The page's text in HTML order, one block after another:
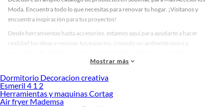
Moda. Encuentra todo lo que necesitas para renovar tu hogar. ¡Visítanos y
encuentra inspiración para tus proyectos!
Desde herramientas hasta accesorios, estamos aquí para ayudarte a hacer
realidad tus ideas y renovar tus espacios, creando un ambiente único y
accesorios de calidad que te ayudarán a crear un espacio más tú.
Desde remodelaciones hasta proyectos de decoración, estamos aquí para hacer
tus ideas realidad. ¡Visítanos y encuentra todo lo que tenemos para ofrecerte en
Más Accesorios Moda!
Mostrar más
Dormitorio Decoracion creativa
Esmeril 4 1 2
Herramientas y maquinas Cortag
Air fryer Mademsa